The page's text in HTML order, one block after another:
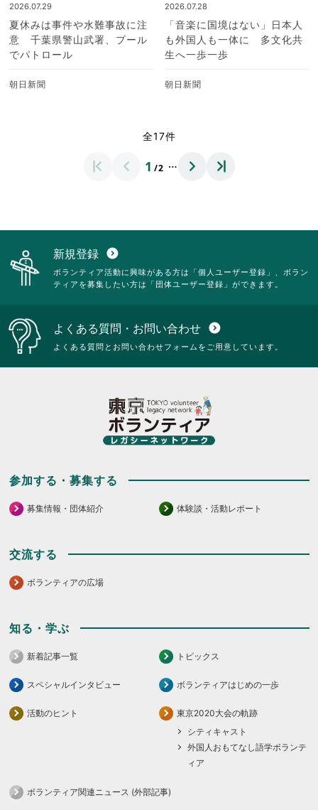
2026.07.29
夏休みは事件や水難事故に注
意 千葉県警山武署、プール
でパトロール
朝日新聞
2026.07.28
「音楽に国境はない」日本人
も外国人も一体に 多文化共
生へ一歩一歩
朝日新聞
全17件
1 /2 …
新規登録 expand_circle_down
ボランティア活動に興味がある方は「個人ユーザー登録」、ボラン
ティアを募集したい方は「団体ユーザー登録」ができます。
よくある質問・お問い合わせ expand_circle_down
よくある質問とお問い合わせフォームをご用意しています。
参加する・募集する
募集情報・団体紹介 体験談・活動レポート
交流する
ボランティアの広場
知る・学ぶ
新着記事一覧 トピックス
スペシャルインタビュー ボランティアはじめの一歩
活動のヒント
東京2020大会の軌跡
シティキャスト
外国人おもてなし語学ボランテ
ィア
ボランティア関連ニュース (外部記事)